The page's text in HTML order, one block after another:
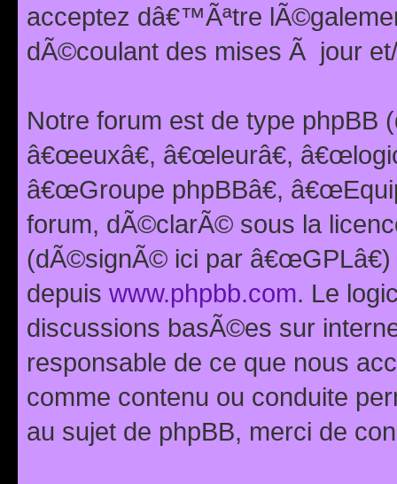
acceptez dâ€™Ãªtre
dÃ©coulant des mises Ã jour
Notre forum est de type phpBB
â€œeuxâ€, â€œleurâ€,
â€œGroupe phpBBâ€,
forum, dÃ©clarÃ© sous la
(dÃ©signÃ© ici par
depuis www.phpbb.com. Le
discussions basÃ©es sur
responsable de ce que nous
comme contenu ou conduite
au sujet de phpBB, merci de